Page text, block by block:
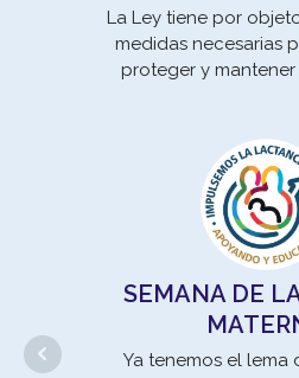
La Ley tiene por
medidas necesarias
proteger y
SEMANA DE
Ya tenemos el lema